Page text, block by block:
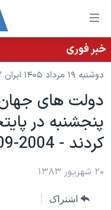
لینکهای
قابل
دسترسی
جهش
محتوای
اصلی
جهش
صفحه
جهش
خانه
نسخه سبک وب‌سایت
موضوع ها
ایران
آمریکا
جهان
برنامه های تلویزیونی
جدول برنامه ها
صفحه‌های ویژه
فرکانس‌های صدای
خبر فوری
دوشنبه ۱۹ مرداد ۱۴۰۵ ایران ۲۳:۴۳
دولت های
پنجشنبه در
کردند - 2004-09-10
۲۰ شهریور ۱۳۸۳
اشتراک